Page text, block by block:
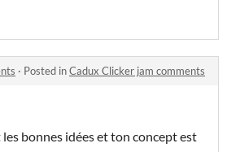
· Posted inCadux Clicker jam comments
bonnes idées et ton concept est